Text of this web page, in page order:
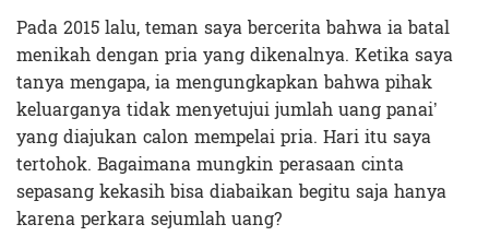
Pada 2015 lalu, teman saya bercerita bahwa ia batal
menikah dengan pria yang dikenalnya. Ketika saya
tanya mengapa, ia mengungkapkan bahwa pihak
keluarganya tidak menyetujui jumlah uang panai’
yang diajukan calon mempelai pria. Hari itu saya
tertohok. Bagaimana mungkin perasaan cinta
sepasang kekasih bisa diabaikan begitu saja hanya
karena perkara sejumlah uang?